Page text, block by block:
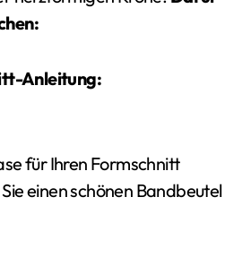
Anleitung:
für Ihren Formschnitt
einen schönen Bandbeutel